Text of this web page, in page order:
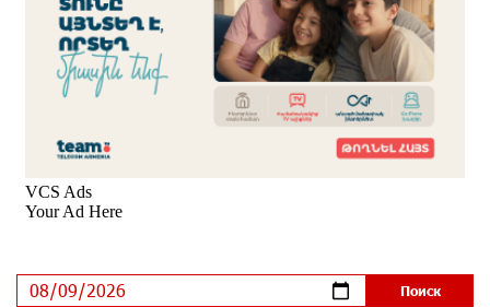
Startup Summit
6 дней назад
В мобильном приложении Юнибанка теперь можно
зарегистрироваться также с помощью imID
6 дней назад
«Бесплатные бонусы в играх»: IDBank